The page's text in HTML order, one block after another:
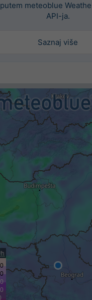
putem meteoblue
API-ja.
Saznaj više